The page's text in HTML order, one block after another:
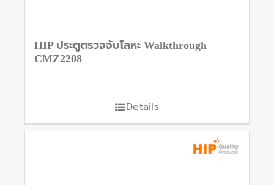
HIP ประตูตรวจจับโลหะ Walkthrough
CMZ2208
Details